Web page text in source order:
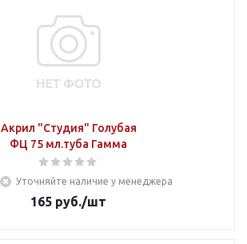
Акрил "Студия" Голубая
ФЦ 75 мл.туба Гамма
Уточняйте наличие у менеджера
165 руб./шт